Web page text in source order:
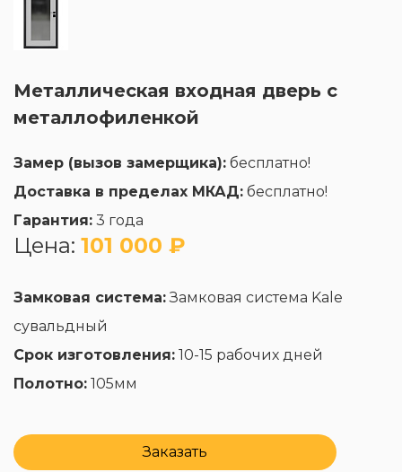
Металлическая входная дверь с
металлофиленкой
Замер (вызов замерщика): бесплатно!
Доставка в пределах МКАД: бесплатно!
Гарантия: 3 года
Цена: 101 000 ₽
Замковая система:Замковая система Kale
сувальдный
Срок изготовления: 10-15 рабочих дней
Полотно: 105мм
Заказать